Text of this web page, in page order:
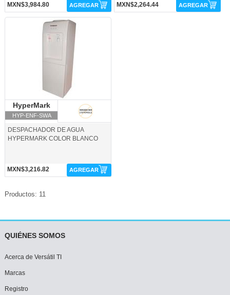
MXN$3,984.80
AGREGAR MXN$2,264.44 AGREGAR
HYP-ENF-SWA-HyperMark
HyperMark
HYP-ENF-SWA
HyperMark
DESPACHADOR DE AGUA
HYPERMARK COLOR BLANCO
MXN$3,216.82 AGREGAR
Productos: 11
QUIÉNES SOMOS
Acerca de Versátil TI
Marcas
Registro